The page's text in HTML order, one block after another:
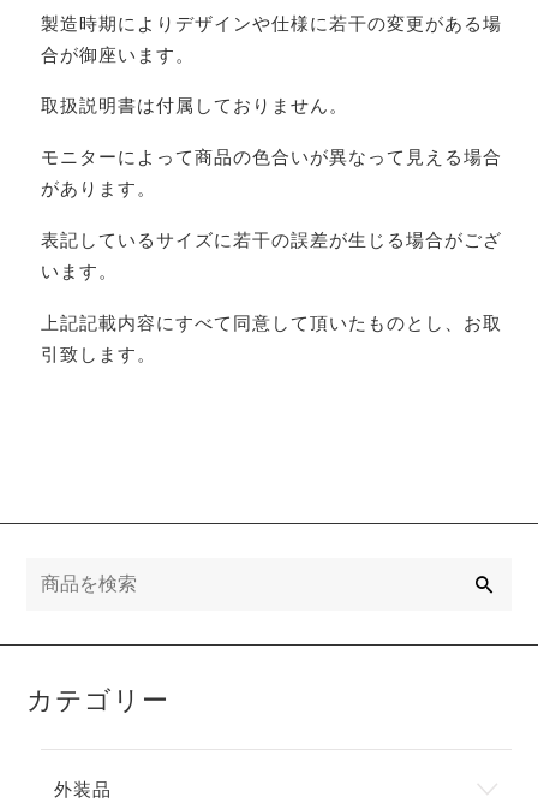
製造時期によりデザインや仕様に若干の変更がある場
合が御座います。
取扱説明書は付属しておりません。
モニターによって商品の色合いが異なって見える場合
があります。
表記しているサイズに若干の誤差が生じる場合がござ
います。
上記記載内容にすべて同意して頂いたものとし、お取
引致します。
カテゴリー
外装品